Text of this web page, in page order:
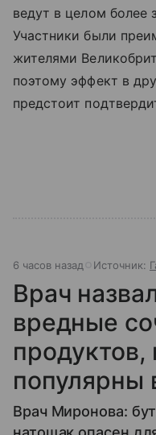
ведут в целом более
Участники были
жителями
поэтому эффект в
предстоит
6 часов назад Источник:
Врач
вредные
популярны
Врач Миронова: